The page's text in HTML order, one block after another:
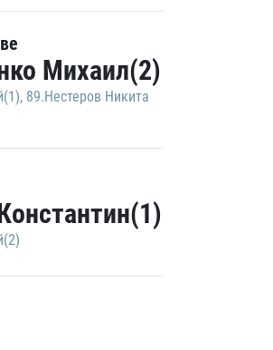
Михаил(2)
, 89.Нестеров Никита